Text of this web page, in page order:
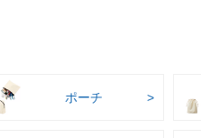
ポーチ